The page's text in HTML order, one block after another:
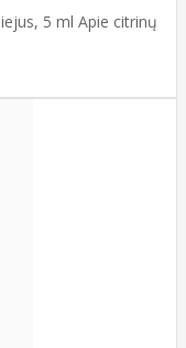
5 ml Apie citrinų